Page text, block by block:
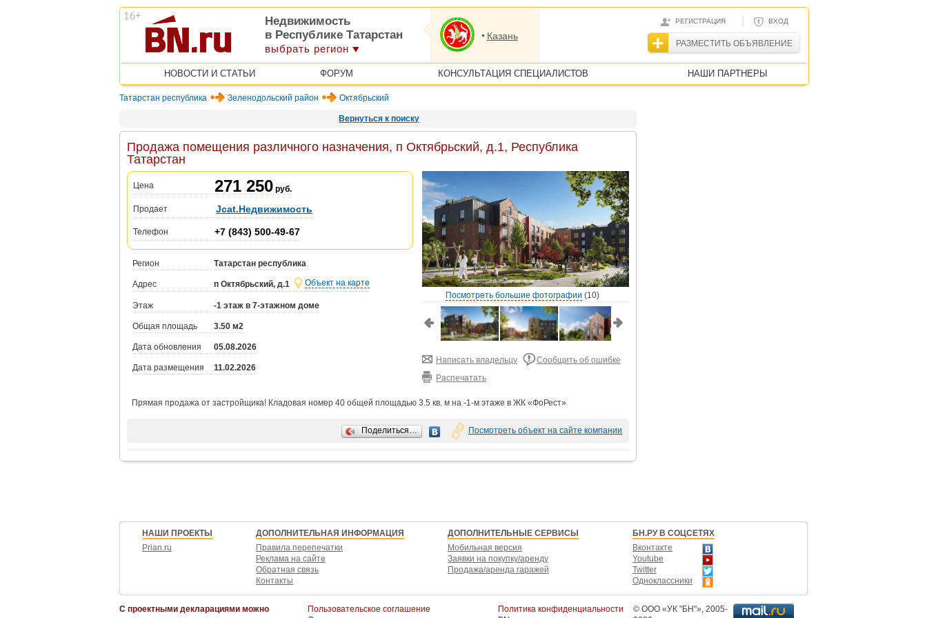
РЕГИСТРАЦИЯ | ВХОД
РАЗМЕСТИТЬ ОБЪЯВЛЕНИЕ
Недвижимость
в Республике Татарстан
выбрать регион
Казань
НОВОСТИ И СТАТЬИ ФОРУМ КОНСУЛЬТАЦИЯ СПЕЦИАЛИСТОВ НАШИ ПАРТНЕРЫ
Татарстан республика Зеленодольский район Октябрьский
Вернуться к поиску
Продажа помещения различного назначения, п Октябрьский, д.1, Республика
Татарстан
Цена 271 250 руб.
Продает Jcat.Недвижимость
Телефон +7 (843) 500-49-67
Регион Татарстан республика
Адрес п Октябрьский, д.1 Объект на карте
Этаж -1 этаж в 7-этажном доме
Общая площадь 3.50 м2
Дата обновления 05.08.2026
Дата размещения 11.02.2026
Посмотреть большие фотографии (10)
Написать владельцу
Сообщить об ошибке
Распечатать
Прямая продажа от застройщика! Кладовая номер 40 общей площадью 3.5 кв. м на -1-м этаже в ЖК «ФоРест»
Посмотреть объект на сайте компании
Поделиться…
НАШИ ПРОЕКТЫ
Prian.ru
ДОПОЛНИТЕЛЬНАЯ ИНФОРМАЦИЯ
Правила перепечатки
Реклама на сайте
Обратная связь
Контакты
ДОПОЛНИТЕЛЬНЫЕ СЕРВИСЫ
Мобильная версия
Заявки на покупку/аренду
Продажа/аренда гаражей
БН.РУ В СОЦСЕТЯХ
Вконтакте
Youtube
Twitter
Одноклассники
С проектными декларациями можно
Пользовательское соглашение
Политика конфиденциальности
© ООО «УК "БН"», 2005-